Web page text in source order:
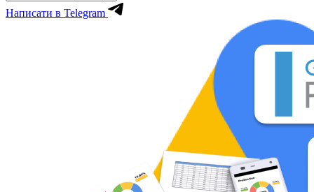
Написати в Telegram